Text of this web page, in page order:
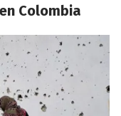
Colombia